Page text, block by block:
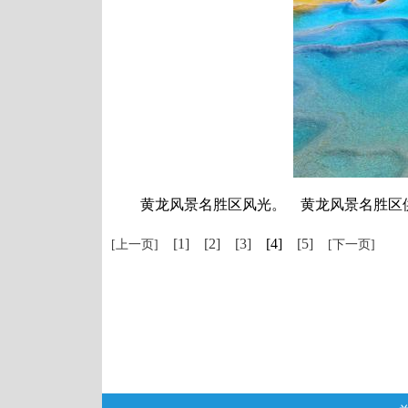
黄龙风景名胜区风光。 黄龙风景名胜区
[上一页] [1] [2] [3] [4] [5] [下一页]